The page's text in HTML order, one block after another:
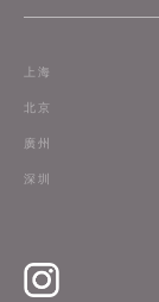
訂閱
上海
北京
廣州
深圳